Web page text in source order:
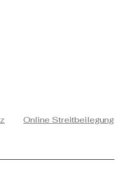
Online Streitbeilegung